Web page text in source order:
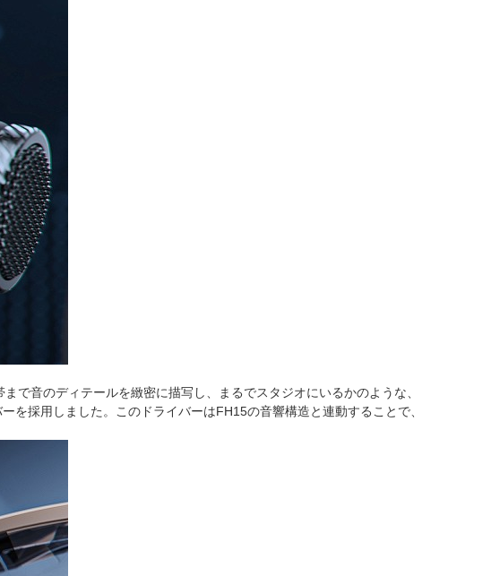
で音のディテールを緻密に描写し、まるでスタジオにいるかのような、
を採用しました。このドライバーはFH15の音響構造と連動することで、